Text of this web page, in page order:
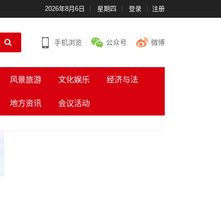
2026年8月6日 星期四 登录 注册
手机浏览 公众号 微博
风景旅游 文化娱乐 经济与法
地方资讯 会议活动